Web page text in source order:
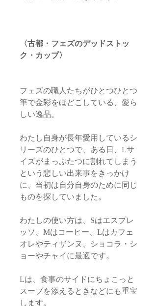
〈古都・フェズのデッドストッ
ク・カップ〉
フェズの職人たちがひとつひとつ
筆で金彩をほどこしている、愛ら
しい逸品。
わたし自身が長年愛用しているシ
リーズのひとつで、ある日、Lサ
イズがまっぷたつに割れてしまう
という悲しい出来事をきっかけ
に、当初は自分自身のために同じ
ものを探していました。
わたしの使い方は、Sはエスプレ
ッソ、Mはコーヒー、Lはカフェ
オレやティザンヌ、ショコラ・シ
ョーやチャイに最適です。
Lは、食事のサイドにちょこっと
スープを添えるときなどにも重宝
します。